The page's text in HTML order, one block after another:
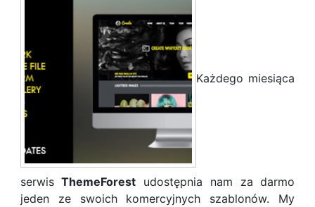
Każdego miesiąca
serwisThemeForest udostępnia nam za darmo
jeden ze swoich komercyjnych szablonów. My